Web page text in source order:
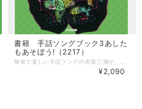
書籍 手話ソングブック3あした
もあそぼう!（2217）
¥2,090